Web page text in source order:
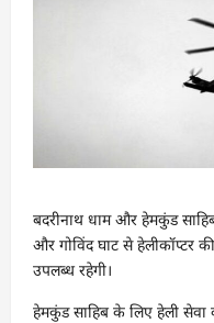
बदरीनाथ धाम और हेमकुंड
और गोविंद घाट से हेलीकॉप्टर
उपलब्ध रहेगी।
हेमकुंड साहिब के लिए हेली